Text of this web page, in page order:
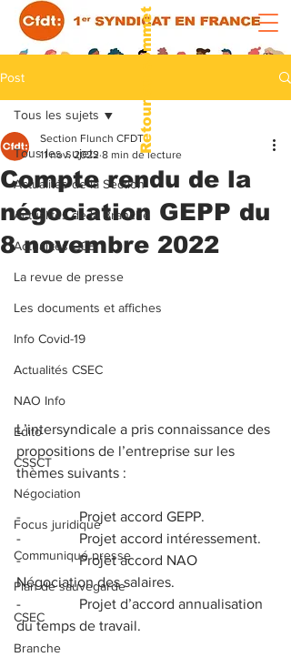
Retour au sommet
Post
Tous les sujets
Actualités de la Section
Actualités de la Branche
Actualités CCE
La revue de presse
Les documents et affiches
Info Covid-19
Actualités CSEC
NAO Info
Edito
CSSCT
Négociation
Focus juridique
Communiqué presse
Plan de sauvegarde
CSEC
Branche
Tous les sujets
Compte rendu de la
négociation GEPP du
8 novembre 2022
Section Flunch CFDT
11 nov. 2022 8 min de lecture
L’intersyndicale a pris connaissance des
propositions de l’entreprise sur les
thèmes suivants :
-                Projet accord GEPP.
-                Projet accord intéressement.
-                Projet accord NAO
Négociation des salaires.
-                Projet d’accord annualisation
du temps de travail.